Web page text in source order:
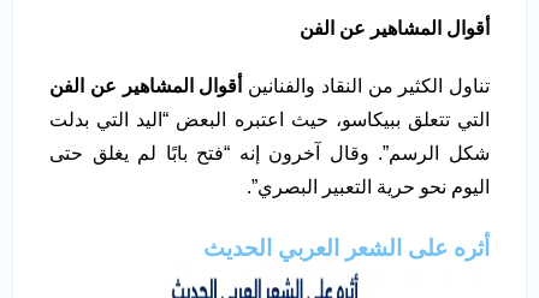
أقوال المشاهير عن الفن
تناول الكثير من النقاد والفنانين أقوال المشاهير عن الفن
التي تتعلق ببيكاسو، حيث اعتبره البعض “اليد التي بدلت
شكل الرسم”. وقال آخرون إنه “فتح بابًا لم يغلق حتى
اليوم نحو حرية التعبير البصري”.
أثره على الشعر العربي الحديث